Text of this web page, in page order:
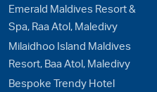
Emerald Maldives Resort &
Spa, Raa Atol, Maledivy
Milaidhoo Island Maldives
Resort, Baa Atol, Maledivy
Bespoke Trendy Hotel